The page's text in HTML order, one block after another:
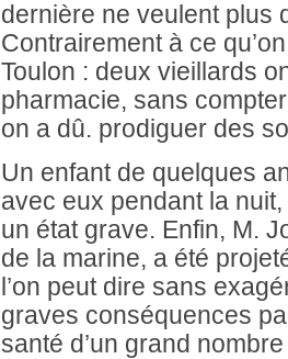
dernière ne veulent plus
Contrairement à ce
Toulon : deux vieillards
pharmacie, sans
on a dû. prodiguer des
Un enfant de quelques
avec eux pendant la
un état grave. Enfin, M.
de la marine, a été
l’on peut dire sans
graves conséquences
santé d’un grand